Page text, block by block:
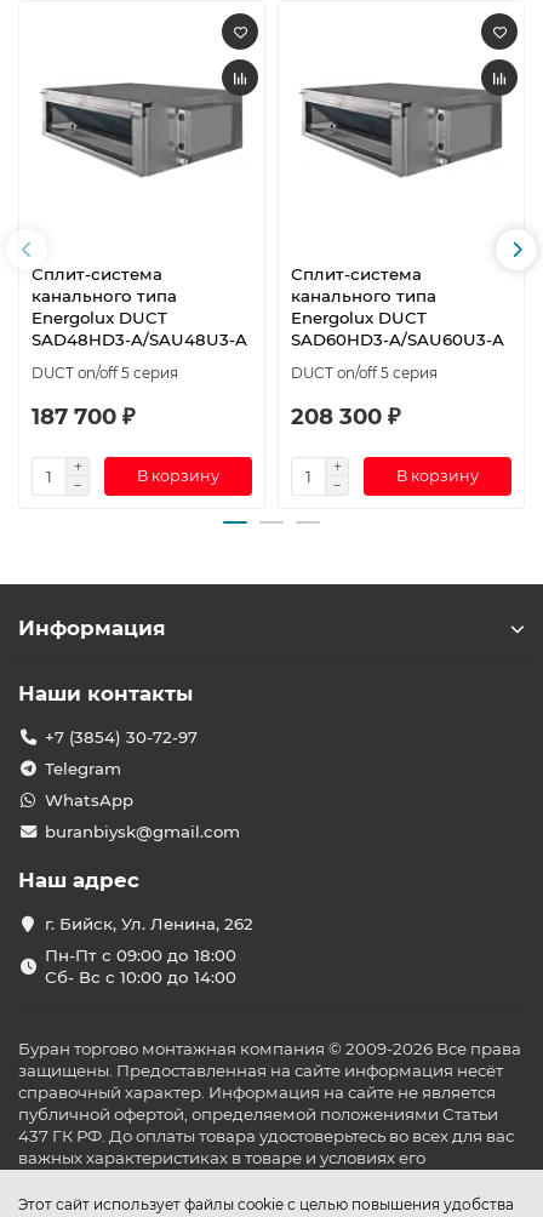
Сплит-система
канального типа
Energolux DUCT
SAD48HD3-A/SAU48U3-A
DUCT on/off 5 серия
187 700 ₽
В корзину
Сплит-система
канального типа
Energolux DUCT
SAD60HD3-A/SAU60U3-A
DUCT on/off 5 серия
208 300 ₽
В корзину
Этот сайт использует файлы cookie с целью повышения удобства
Информация
Наши контакты
+7 (3854) 30-72-97
Telegram
WhatsApp
buranbiysk@gmail.com
Наш адрес
г. Бийск, Ул. Ленина, 262
Пн-Пт с 09:00 до 18:00
Сб- Вс с 10:00 до 14:00
Буран торгово монтажная компания © 2009-2026 Все права
защищены. Предоставленная на сайте информация несёт
справочный характер. Информация на сайте не является
публичной офертой, определяемой положениями Статьи
437 ГК РФ. До оплаты товара удостоверьтесь во всех для вас
важных характеристиках в товаре и условиях его